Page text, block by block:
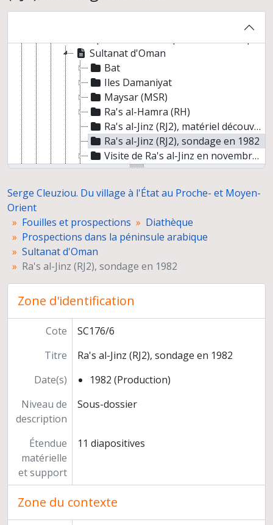
Diathèque
Fouilles d'Al Ain (Emirat d'Abou Dhabi) et photographies post-fouilles
Sultanat d'Oman
Bat
Iles Damaniyat
Maysar (MSR)
Ra's al-Hamra (RH)
Ra's al-Jinz (RJ2), matériel découvert lors des prospections de surface avant les fouilles
Ra's al-Jinz (RJ2), sondage en 1982
Visite de Ra's al-Jinz en novembre 1984
Région du Wadi al-Batha
Wadi Amlah
Wadi Samad, cimetière
Diapositives non légendées
Emirats arabes unis
Prospections dans les anciennes mines de cuivre du Sultanat d'Oman
Fouilles d'Umm Jidr à Bahreïn et photographies d'autres sites du Royaume
Joint Hadd Project (Sultanat d'Oman)
Prospections des sites de l'Age du Bronze au Yémen
Photographies numériques
Programmes de recherche
Congrès, séminaires, conférences
Participation à l'exposition "Ancient Rome and India" (Inde)
Enseignement et formation
Participation à des instances décisionnelles ou consultatives
Autres responsabilités
Carrière
Serge Cleuziou. Du village à l'État au Proche- et Moyen-
Orient
Fouilles et prospections
Diathèque
Prospections dans la péninsule arabique
Sultanat d'Oman
Ra's al-Jinz (RJ2), sondage en 1982
Zone d'identification
Cote
SC176/6
Titre
Ra's al-Jinz (RJ2), sondage en 1982
Date(s)
1982 (Production)
Niveau de
description
Sous-dossier
Étendue
matérielle
et support
11 diapositives
Zone du contexte